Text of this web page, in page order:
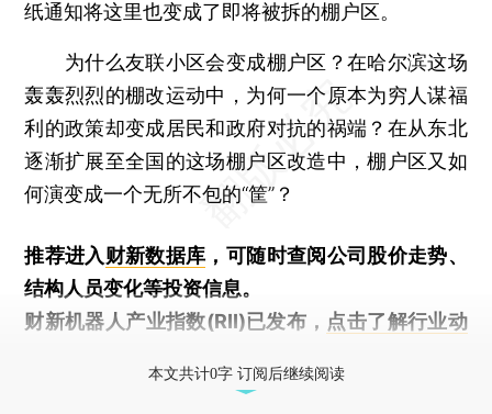
纸通知将这里也变成了即将被拆的棚户区。
为什么友联小区会变成棚户区？在哈尔滨这场
轰轰烈烈的棚改运动中，为何一个原本为穷人谋福
利的政策却变成居民和政府对抗的祸端？在从东北
逐渐扩展至全国的这场棚户区改造中，棚户区又如
何演变成一个无所不包的“筐”？
推荐进入财新数据库 ，可随时查阅公司股价走势、
结构人员变化等投资信息。
财新机器人产业指数(RII)已发布， 点击了解行业动
本文共计0字 订阅后继续阅读